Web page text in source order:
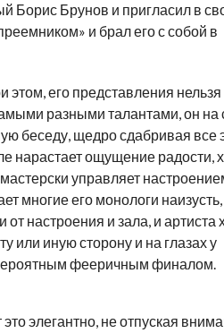
Борис Брунов и пригласил в
и брал его с собой в
его представления нельзя
разными талантами, он на
беседу, щедро сдабривая все
нарастает ощущение радости,
управляет
многие его монологи
от настроения и зала, и
или иную сторону и на глазах у
фееричным финалом.
элегантно, не отпуская